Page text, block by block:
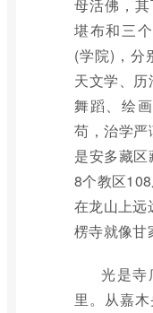
母活佛，
堪布和三
(学院)，分
天文学、历
舞蹈、绘
苟，治学严
是安多藏
8个教区108
在龙山上远
楞寺就像甘
光是寺
里。从嘉